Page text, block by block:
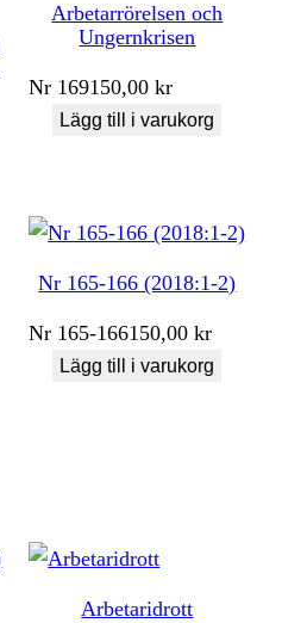
Arbetarrörelsen och
Ungernkrisen
Nr 169150,00kr
Lägg till i varukorg
Nr 165-166 (2018:1-2)
Nr 165-166150,00kr
Lägg till i varukorg
Arbetaridrott